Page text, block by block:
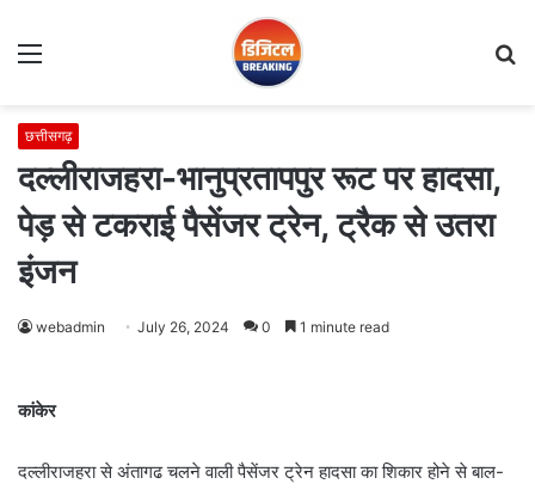
Menu
छत्तीसगढ़
दल्लीराजहरा-भानुप्रतापपुर रूट पर हादसा,
पेड़ से टकराई पैसेंजर ट्रेन, ट्रैक से उतरा
इंजन
webadmin July 26, 2024 0 1 minute read
कांकेर
दल्लीराजहरा से अंतागढ चलने वाली पैसेंजर ट्रेन हादसा का शिकार होने से बाल-